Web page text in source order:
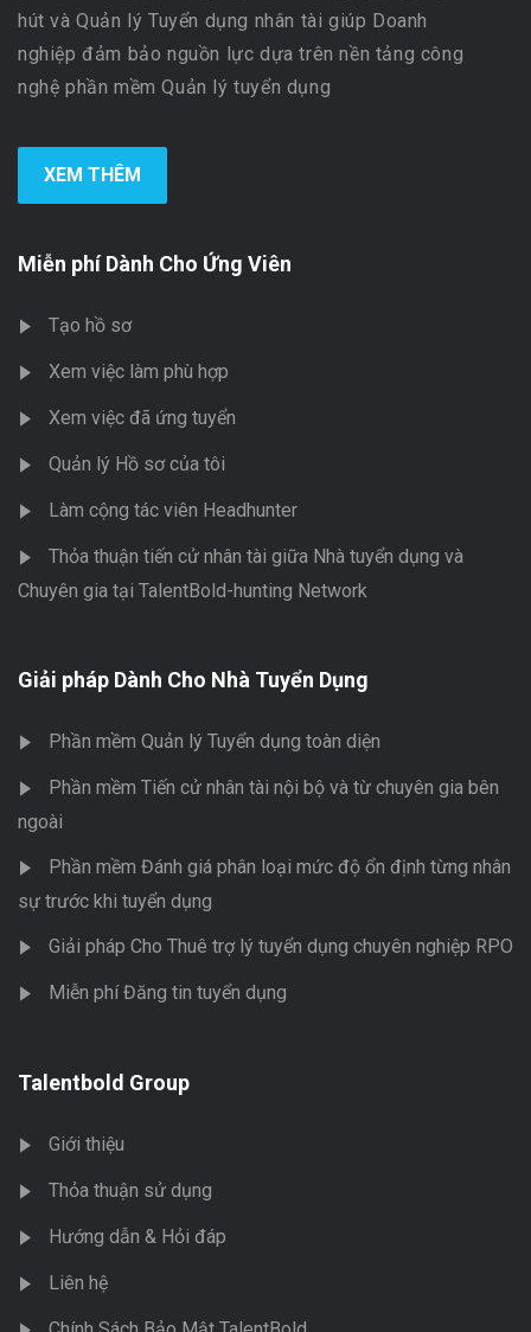
hút và Quản lý Tuyển dụng nhân tài giúp Doanh
nghiệp đảm bảo nguồn lực dựa trên nền tảng công
nghệ phần mềm Quản lý tuyển dụng
XEM THÊM
Miễn phí Dành Cho Ứng Viên
Tạo hồ sơ
Xem việc làm phù hợp
Xem việc đã ứng tuyển
Quản lý Hồ sơ của tôi
Làm cộng tác viên Headhunter
Thỏa thuận tiến cử nhân tài giữa Nhà tuyển dụng và
Chuyên gia tại TalentBold-hunting Network
Giải pháp Dành Cho Nhà Tuyển Dụng
Phần mềm Quản lý Tuyển dụng toàn diện
Phần mềm Tiến cử nhân tài nội bộ và từ chuyên gia bên
ngoài
Phần mềm Đánh giá phân loại mức độ ổn định từng nhân
sự trước khi tuyển dụng
Giải pháp Cho Thuê trợ lý tuyển dụng chuyên nghiệp RPO
Miễn phí Đăng tin tuyển dụng
Talentbold Group
Giới thiệu
Thỏa thuận sử dụng
Hướng dẫn & Hỏi đáp
Liên hệ